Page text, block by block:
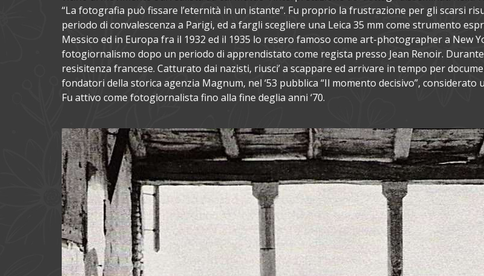
“La fotografia può fissare l’eternità in un istante”. Fu proprio la frustrazione per gli scarsi
periodo di convalescenza a Parigi, ed a fargli scegliere una Leica 35 mm come strumento
Messico ed in Europa fra il 1932 ed il 1935 lo resero famoso come art-photographer a New
fotogiornalismo dopo un periodo di apprendistato come regista presso Jean Renoir.
resisitenza francese. Catturato dai nazisti, riusci’ a scappare ed arrivare in tempo per
fondatori della storica agenzia Magnum, nel ‘53 pubblica “Il momento decisivo”,
Fu attivo come fotogiornalista fino alla fine deglia anni ‘70.